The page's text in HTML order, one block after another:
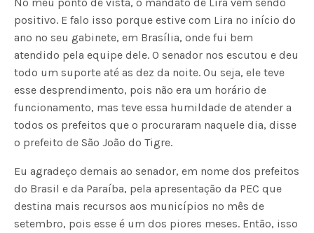
positivo. E falo isso porque estive com Lira no início do
ano no seu gabinete, em Brasília, onde fui bem
atendido pela equipe dele. O senador nos escutou e deu
todo um suporte até as dez da noite. Ou seja, ele teve
esse desprendimento, pois não era um horário de
funcionamento, mas teve essa humildade de atender a
todos os prefeitos que o procuraram naquele dia, disse
o prefeito de São João do Tigre.
Eu agradeço demais ao senador, em nome dos prefeitos
do Brasil e da Paraíba, pela apresentação da PEC que
destina mais recursos aos municípios no mês de
setembro, pois esse é um dos piores meses. Então, isso